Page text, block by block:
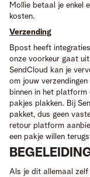
Mollie betaal je enkel
kosten.
Verzending
Bpost heeft
onze voorkeur gaat
SendCloud kan je
om jouw
binnen in het
pakjes plakken. Bij
pakket, dus geen
retour platform
een pakje willen
Als je dit allemaal